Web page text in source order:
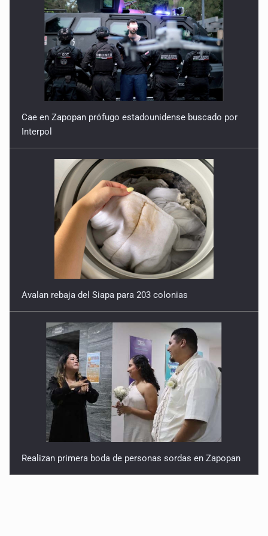
Cae en Zapopan prófugo estadounidense buscado por
Interpol
Avalan rebaja del Siapa para 203 colonias
Realizan primera boda de personas sordas en Zapopan